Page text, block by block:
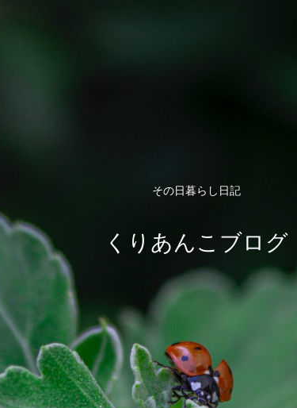
その日暮らし日記
くりあんこブログ